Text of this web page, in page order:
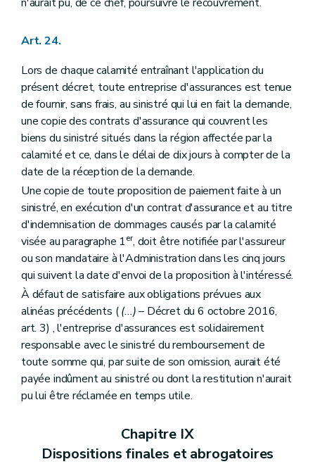
Art. 24.
Lors de chaque calamité entraînant l'application du
présent décret, toute entreprise d'assurances est tenue
de fournir, sans frais, au sinistré qui lui en fait la demande,
une copie des contrats d'assurance qui couvrent les
biens du sinistré situés dans la région affectée par la
calamité et ce, dans le délai de dix jours à compter de la
date de la réception de la demande.
Une copie de toute proposition de paiement faite à un
sinistré, en exécution d'un contrat d'assurance et au titre
d'indemnisation de dommages causés par la calamité
visée au paragraphe 1er, doit être notifiée par l'assureur
ou son mandataire à l'Administration dans les cinq jours
qui suivent la date d'envoi de la proposition à l'intéressé.
À défaut de satisfaire aux obligations prévues aux
alinéas précédents ((...)– Décret du 6 octobre 2016,
art. 3) , l'entreprise d'assurances est solidairement
responsable avec le sinistré du remboursement de
toute somme qui, par suite de son omission, aurait été
payée indûment au sinistré ou dont la restitution n'aurait
pu lui être réclamée en temps utile.
Chapitre IX
Dispositions finales et abrogatoires